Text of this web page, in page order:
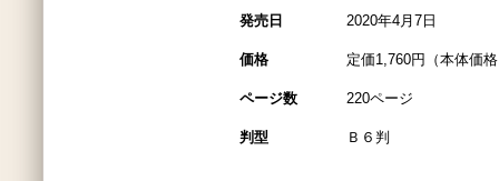
発売日 2020年4月7日
価格 定価1,760円（本体価
ページ数 220ページ
判型 Ｂ６判